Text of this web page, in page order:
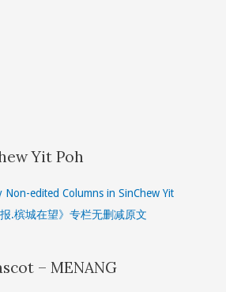
Yit Poh
edited Columns in SinChew Yit
.槟城在望》专栏无删减原文
– MENANG